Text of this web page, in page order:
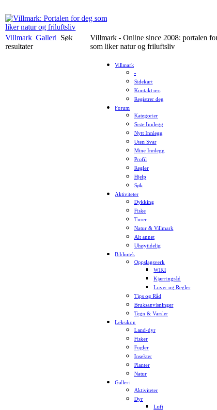
Villmark Galleri Søk
resultater
Villmark - Online since 2008: portalen
som liker natur og friluftsliv
Villmark
-
Sidekart
Kontakt oss
Registrer deg
Forum
Kategorier
Siste Innlegg
Nytt Innlegg
Uten Svar
Mine Innlegg
Profil
Regler
Hjelp
Søk
Aktiviteter
Dykking
Fiske
Turer
Natur & Villmark
Alt annet
Uhøytidelig
Bibliotek
Oppslagsverk
WIKI
Kjærringråd
Lover og Regler
Tips og Råd
Bruksanvisninger
Tegn & Varsler
Leksikon
Land-dyr
Fisker
Fugler
Insekter
Planter
Natur
Galleri
Aktiviteter
Dyr
Luft